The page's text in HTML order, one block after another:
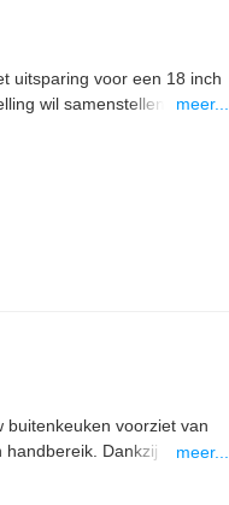
uitsparing voor een 18 inch
wil samenstellen. Hetmeer...
buitenkeuken voorziet van
Dankzij hetmeer...